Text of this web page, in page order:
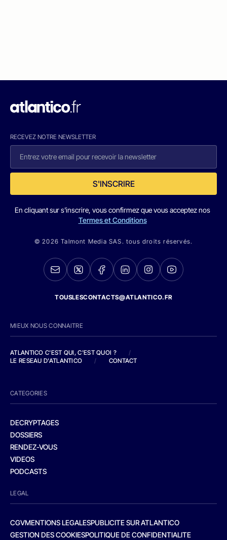
RECEVEZ NOTRE NEWSLETTER
S'INSCRIRE
En cliquant sur s'inscrire, vous confirmez que vous acceptez nos
Termes et Conditions
© 2026 Talmont Media SAS. tous droits réservés.
TOUSLESCONTACTS@ATLANTICO.FR
MIEUX NOUS CONNAITRE
ATLANTICO C'EST QUI, C'EST QUOI ?
/
LE RESEAU D'ATLANTICO
/ CONTACT
CATEGORIES
DECRYPTAGES
DOSSIERS
RENDEZ-VOUS
VIDEOS
PODCASTS
LEGAL
CGVMENTIONS LEGALESPUBLICITE SUR ATLANTICO
GESTION DES COOKIESPOLITIQUE DE CONFIDENTIALITE